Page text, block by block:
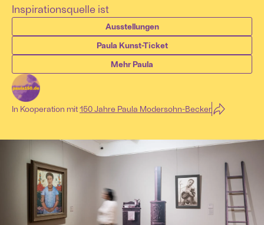
Inspirationsquelle ist
Ausstellungen
Paula Kunst-Ticket
Mehr Paula
In Kooperation mit150 Jahre Paula Modersohn-Becker